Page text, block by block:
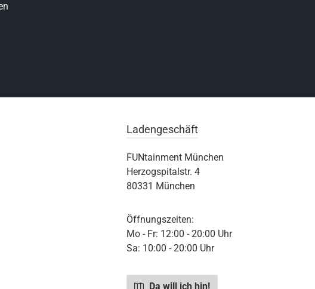
Ladengeschäft
FUNtainment München
Herzogspitalstr. 4
80331 München
Öffnungszeiten:
Mo - Fr: 12:00 - 20:00 Uhr
Sa: 10:00 - 20:00 Uhr
Da will ich hin!